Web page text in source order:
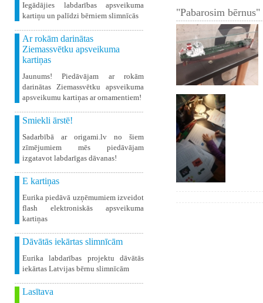
Iegādājies labdarības apsveikuma
kartiņu un palīdzi bērniem slimnīcās
Ar rokām darinātas
Ziemassvētku apsveikuma
kartiņas
Jaunums! Piedāvājam ar rokām
darinātas Ziemassvētku apsveikuma
apsveikumu kartiņas ar ornamentiem!
Smiekli ārstē!
Sadarbībā ar origami.lv no šiem
zīmējumiem mēs piedāvājam
izgatavot labdarīgas dāvanas!
E kartiņas
Eurika piedāvā uzņēmumiem izveidot
flash elektroniskās apsveikuma
kartiņas
Dāvātās iekārtas slimnīcām
Eurika labdarības projektu dāvātās
iekārtas Latvijas bērnu slimnīcām
Lasītava
"Pabarosim